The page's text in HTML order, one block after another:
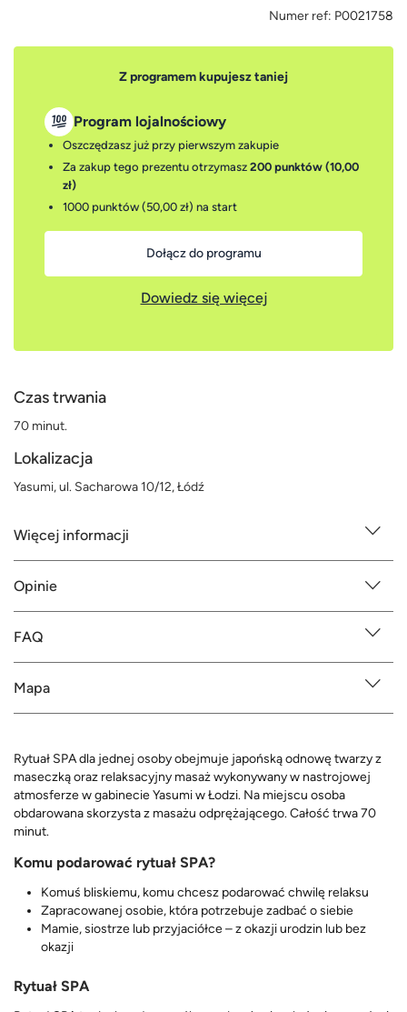
Numer ref: P0021758
Z programem kupujesz taniej
Program lojalnościowy
Oszczędzasz już przy pierwszym zakupie
Za zakup tego prezentu otrzymasz 200 punktów (10,00
zł)
1000 punktów (50,00 zł) na start
Dołącz do programu
Dowiedz się więcej
Czas trwania
70 minut.
Lokalizacja
Yasumi, ul. Sacharowa 10/12, Łódź
Więcej informacji
Opinie
FAQ
Mapa
Rytuał SPA dla jednej osoby obejmuje japońską odnowę twarzy z
maseczką oraz relaksacyjny masaż wykonywany w nastrojowej
atmosferze w gabinecie Yasumi w Łodzi. Na miejscu osoba
obdarowana skorzysta z masażu odprężającego. Całość trwa 70
minut.
Komu podarować rytuał SPA?
Komuś bliskiemu, komu chcesz podarować chwilę relaksu
Zapracowanej osobie, która potrzebuje zadbać o siebie
Mamie, siostrze lub przyjaciółce – z okazji urodzin lub bez
okazji
Rytuał SPA